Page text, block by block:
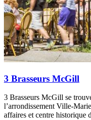
3 Brasseurs McGill
3 Brasseurs McGill se
l’arrondissement Ville-
affaires et centre historique